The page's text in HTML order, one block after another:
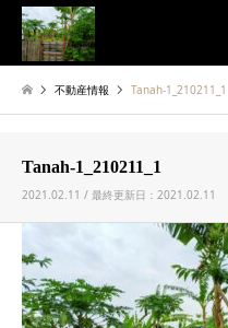
不動産情報 Tanah-1_210211_1
Tanah-1_210211_1
2021.02.11 / 最終更新日：2021.02.11